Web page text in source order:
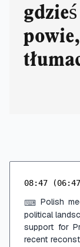
08:47
⌨ Polish
political
support for
recent